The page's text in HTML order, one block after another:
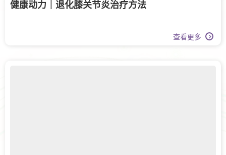
健康动力｜退化膝关节炎治疗方法
查看更多